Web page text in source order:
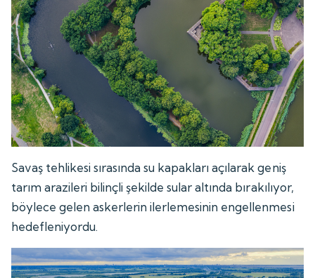
Savaş tehlikesi sırasında su kapakları açılarak geniş
tarım arazileri bilinçli şekilde sular altında bırakılıyor,
böylece gelen askerlerin ilerlemesinin engellenmesi
hedefleniyordu.